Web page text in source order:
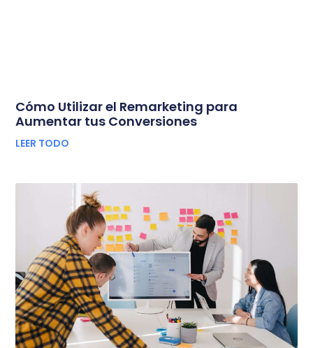
Cómo Utilizar el Remarketing para
Aumentar tus Conversiones
LEER TODO